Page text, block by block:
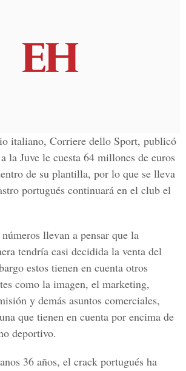
italiano, Corriere dello Sport, publicó
la Juve le cuesta 64 millones de euros
de su plantilla, por lo que se lleva
portugués continuará en el club el
llevan a pensar que la
tendría casi decidida la venta del
estos tienen en cuenta otros
como la imagen, el marketing,
y demás asuntos comerciales,
que tienen en cuenta por encima de
deportivo.
36 años, el crack portugués ha